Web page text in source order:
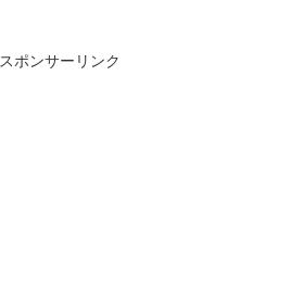
スポンサーリンク